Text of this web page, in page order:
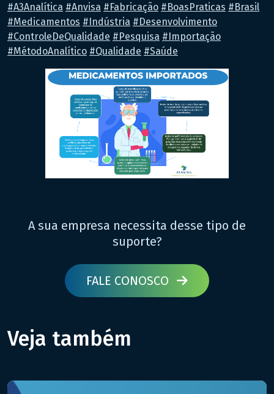
#A3Analítica #Anvisa # Fabricação # BoasPraticas # Brasil
#Medicamentos # Indústria # Desenvolvimento
#ControleDeQualidade # Pesquisa # Importação
#MétodoAnalítico #Qualidade #Saúde
A sua empresa necessita desse tipo de
suporte?
FALE CONOSCO
Veja também